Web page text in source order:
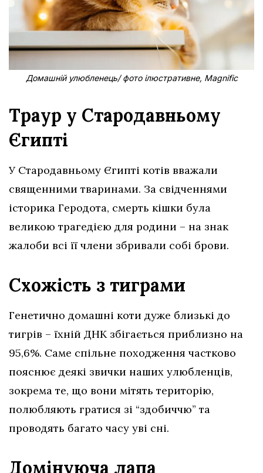
Домашній улюбленець/ фото ілюстративне, Magnific
Траур у Стародавньому
Єгипті
У Стародавньому Єгипті котів вважали
священними тваринами. За свідченнями
історика Геродота, смерть кішки була
великою трагедією для родини – на знак
жалоби всі її члени збривали собі брови.
Схожість з тиграми
Генетично домашні коти дуже близькі до
тигрів – їхній ДНК збігається приблизно на
95,6%. Саме спільне походження частково
пояснює деякі звички наших улюбленців,
зокрема те, що вони мітять територію,
полюбляють гратися зі “здобиччю” та
проводять багато часу уві сні.
Домінуюча лапа